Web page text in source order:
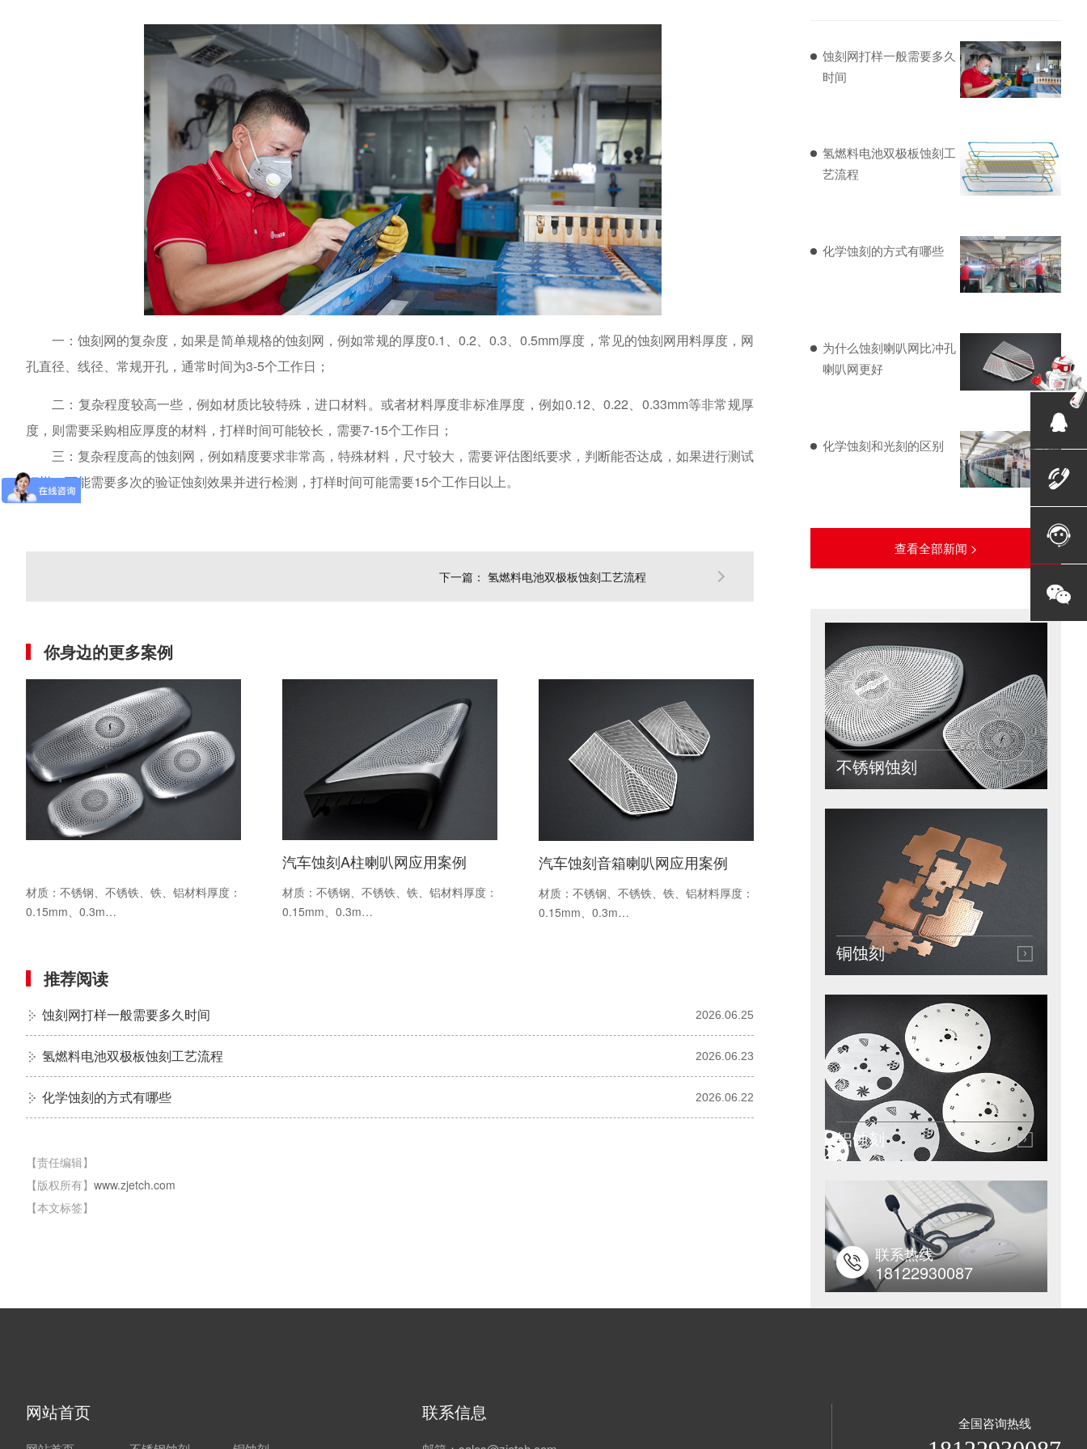
一：蚀刻网的复杂度，如果是简单规格的蚀刻网，例如常规的厚度0.1、0.2、0.3、0.5mm厚度，常见的蚀刻网用料厚度，网
孔直径、线径、常规开孔，通常时间为3-5个工作日；
二：复杂程度较高一些，例如材质比较特殊，进口材料。或者材料厚度非标准厚度，例如0.12、0.22、0.33mm等非常规厚
度，则需要采购相应厚度的材料，打样时间可能较长，需要7-15个工作日；
三：复杂程度高的蚀刻网，例如精度要求非常高，特殊材料，尺寸较大，需要评估图纸要求，判断能否达成，如果进行测试
打样，可能需要多次的验证蚀刻效果并进行检测，打样时间可能需要15个工作日以上。
下一篇： 氢燃料电池双极板蚀刻工艺流程
你身边的更多案例
材质：不锈钢、不锈铁、铁、铝材料厚度：
0.15mm、0.3m…
汽车蚀刻A柱喇叭网应用案例
材质：不锈钢、不锈铁、铁、铝材料厚度：
0.15mm、0.3m…
汽车蚀刻音箱喇叭网应用案例
材质：不锈钢、不锈铁、铁、铝材料厚度：
0.15mm、0.3m…
推荐阅读
蚀刻网打样一般需要多久时间 2026.06.25
氢燃料电池双极板蚀刻工艺流程 2026.06.23
化学蚀刻的方式有哪些 2026.06.22
【责任编辑】
【版权所有】 www.zjetch.com
【本文标签】
蚀刻网打样一般需要多久
时间
氢燃料电池双极板蚀刻工
艺流程
化学蚀刻的方式有哪些
为什么蚀刻喇叭网比冲孔
喇叭网更好
化学蚀刻和光刻的区别
查看全部新闻 >
不锈钢蚀刻
铜蚀刻
铝蚀刻
联系热线
18122930087
网站首页 联系信息 全国咨询热线